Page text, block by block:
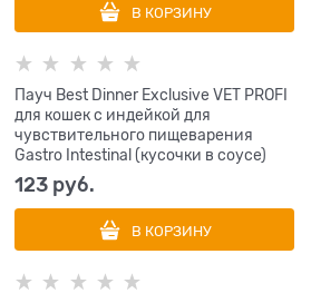
В КОРЗИНУ
Пауч Best Dinner Exclusive VET PROFI
для кошек с индейкой для
чувствительного пищеварения
Gastro Intestinal (кусочки в соусе)
123 руб.
В КОРЗИНУ